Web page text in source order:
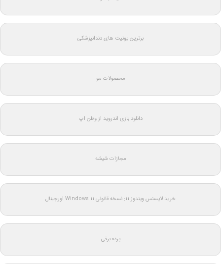
برترین یونیت های دندانپزشکی
محصولات مو
دانلود بازی اندروید از وطن اپ
مجازات شیشه
خرید لایسنس ویندوز 11: نسخه قانونی Windows 11 اورجینال
پرده برقی